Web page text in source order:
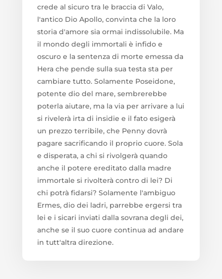
crede al sicuro tra le braccia di Valo,
l'antico Dio Apollo, convinta che la loro
storia d'amore sia ormai indissolubile. Ma
il mondo degli immortali è infido e
oscuro e la sentenza di morte emessa da
Hera che pende sulla sua testa sta per
cambiare tutto. Solamente Poseidone,
potente dio del mare, sembrerebbe
poterla aiutare, ma la via per arrivare a lui
si rivelerà irta di insidie e il fato esigerà
un prezzo terribile, che Penny dovrà
pagare sacrificando il proprio cuore. Sola
e disperata, a chi si rivolgerà quando
anche il potere ereditato dalla madre
immortale si rivolterà contro di lei? Di
chi potrà fidarsi? Solamente l'ambiguo
Ermes, dio dei ladri, parrebbe ergersi tra
lei e i sicari inviati dalla sovrana degli dei,
anche se il suo cuore continua ad andare
in tutt'altra direzione.